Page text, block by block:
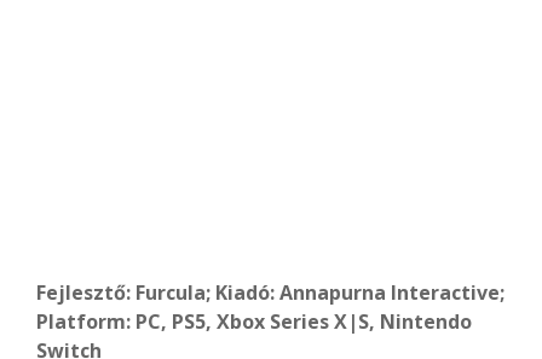
Fejlesztő: Furcula; Kiadó: Annapurna Interactive;
Platform: PC, PS5, Xbox Series X|S, Nintendo
Switch